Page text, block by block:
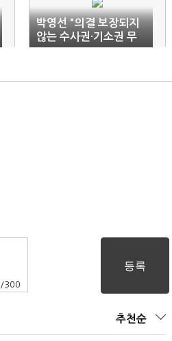
박영선 "의결 보장되지
않는 수사권·기소권 무
용지물"
/300
추천순